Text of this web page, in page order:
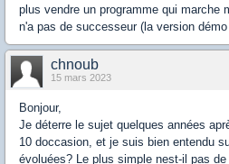
plus vendre un programme qui marche
n'a pas de successeur (la version
chnoub
15 mars 2023
Bonjour,
Je déterre le sujet quelques années
10 doccasion, et je suis bien entendu
évoluées? Le plus simple nest-il pas